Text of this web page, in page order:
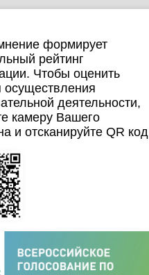
формирует
рейтинг
Чтобы оценить
осуществления
деятельности,
камеру Вашего
и отсканируйте QR код